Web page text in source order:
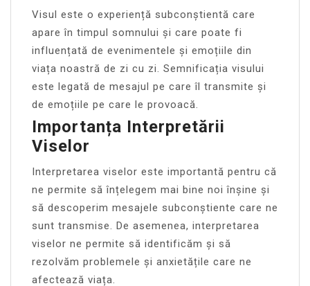
Visul este o experiență subconștientă care
apare în timpul somnului și care poate fi
influențată de evenimentele și emoțiile din
viața noastră de zi cu zi. Semnificația visului
este legată de mesajul pe care îl transmite și
de emoțiile pe care le provoacă.
Importanța Interpretării
Viselor
Interpretarea viselor este importantă pentru că
ne permite să înțelegem mai bine noi înșine și
să descoperim mesajele subconștiente care ne
sunt transmise. De asemenea, interpretarea
viselor ne permite să identificăm și să
rezolvăm problemele și anxietățile care ne
afectează viața.